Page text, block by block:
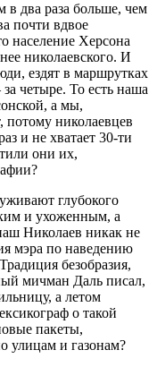
в два раза больше, чем
почти вдвое
население Херсона
николаевского. И
ездят в маршрутках
четыре. То есть наша
а мы,
потому николаевцев
и не хватает 30-ти
они их,
глубокого
и ухоженным, а
Николаев никак не
мэра по наведению
безобразия,
мичман Даль писал,
а летом
о такой
пакеты,
улицам и газонам?